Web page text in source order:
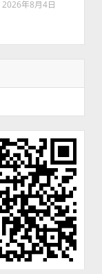
2026年8月4日